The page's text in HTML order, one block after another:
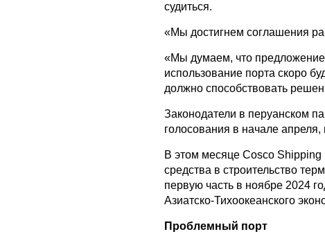
судиться.
«Мы достигнем соглашения
«Мы думаем, что предложение
использование порта скоро
должно способствовать
Законодатели в перуанском
голосования в начале
В этом месяце Cosco Shipping
средства в строительство
первую часть в ноябре 2024
Азиатско-Тихоокеанского
Проблемный порт